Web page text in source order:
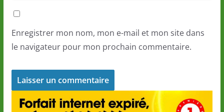
Enregistrer mon nom, mon e-mail et mon site dans
le navigateur pour mon prochain commentaire.